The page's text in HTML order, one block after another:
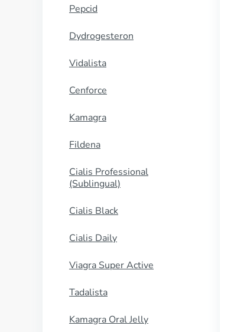
Pepcid
Dydrogesteron
Vidalista
Cenforce
Kamagra
Fildena
Cialis Professional
(Sublingual)
Cialis Black
Cialis Daily
Viagra Super Active
Tadalista
Kamagra Oral Jelly